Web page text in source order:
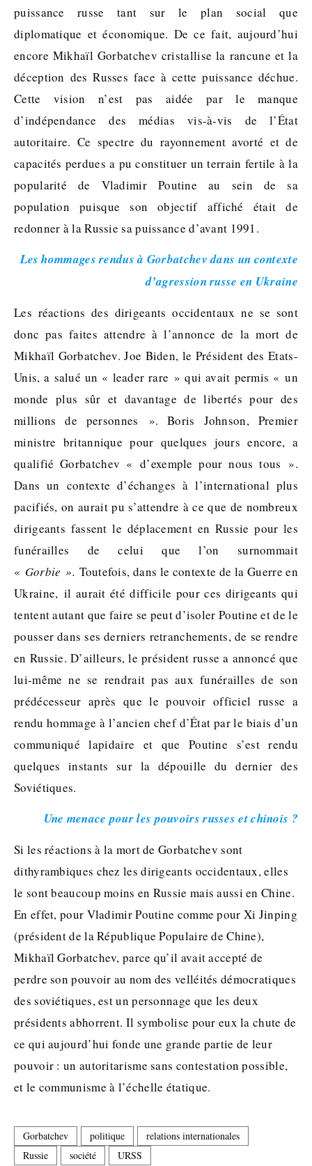
puissance russe tant sur le plan social que
diplomatique et économique. De ce fait, aujourd’hui
encore Mikhaïl Gorbatchev cristallise la rancune et la
déception des Russes face à cette puissance déchue.
Cette vision n’est pas aidée par le manque
d’indépendance des médias vis-à-vis de l’État
autoritaire. Ce spectre du rayonnement avorté et de
capacités perdues a pu constituer un terrain fertile à la
popularité de Vladimir Poutine au sein de sa
population puisque son objectif affiché était de
redonner à la Russie sa puissance d’avant 1991.
Les hommages rendus à Gorbatchev dans un contexte
d’agression russe en Ukraine
Les réactions des dirigeants occidentaux ne se sont
donc pas faites attendre à l’annonce de la mort de
Mikhaïl Gorbatchev. Joe Biden, le Président des Etats-
Unis, a salué un « leader rare » qui avait permis « un
monde plus sûr et davantage de libertés pour des
millions de personnes ». Boris Johnson, Premier
ministre britannique pour quelques jours encore, a
qualifié Gorbatchev « d’exemple pour nous tous ».
Dans un contexte d’échanges à l’international plus
pacifiés, on aurait pu s’attendre à ce que de nombreux
dirigeants fassent le déplacement en Russie pour les
funérailles de celui que l’on surnommait
« Gorbie ». Toutefois, dans le contexte de la Guerre en
Ukraine, il aurait été difficile pour ces dirigeants qui
tentent autant que faire se peut d’isoler Poutine et de le
pousser dans ses derniers retranchements, de se rendre
en Russie. D’ailleurs, le président russe a annoncé que
lui-même ne se rendrait pas aux funérailles de son
prédécesseur après que le pouvoir officiel russe a
rendu hommage à l’ancien chef d’État par le biais d’un
communiqué lapidaire et que Poutine s’est rendu
quelques instants sur la dépouille du dernier des
Soviétiques.
Une menace pour les pouvoirs russes et chinois ?
Si les réactions à la mort de Gorbatchev sont
dithyrambiques chez les dirigeants occidentaux, elles
le sont beaucoup moins en Russie mais aussi en Chine.
En effet, pour Vladimir Poutine comme pour Xi Jinping
(président de la République Populaire de Chine),
Mikhaïl Gorbatchev, parce qu’il avait accepté de
perdre son pouvoir au nom des velléités démocratiques
des soviétiques, est un personnage que les deux
présidents abhorrent. Il symbolise pour eux la chute de
ce qui aujourd’hui fonde une grande partie de leur
pouvoir : un autoritarisme sans contestation possible,
et le communisme à l’échelle étatique.
Gorbatchev politique
relations internationales
Russie
société URSS